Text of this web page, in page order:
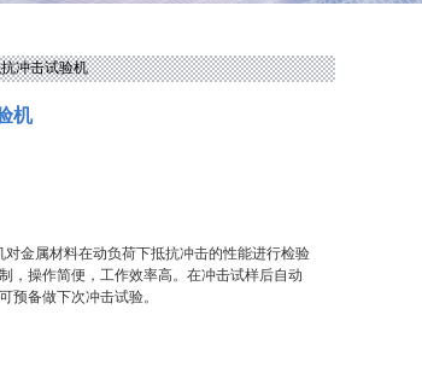
冲击试验机
机
金属材料在动负荷下抵抗冲击的性能进行检验
，操作简便，工作效率高。在冲击试样后自动
预备做下次冲击试验。